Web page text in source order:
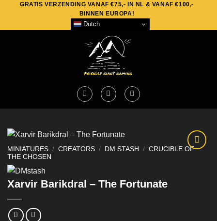
content
GRATIS VERZENDING VANAF €75,- IN NL & VANAF €100,-
BINNEN EUROPA!
Dutch
MINIATURES / CREATORS / DM STASH / CRUCIBLE OF
THE CHOSEN
Xarvir Barikdral – The Fortunate